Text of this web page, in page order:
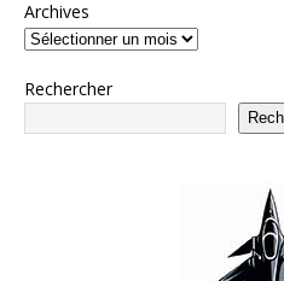
Archives
Rechercher